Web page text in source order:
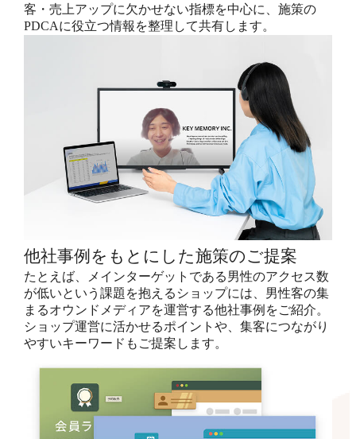
客・売上アップに欠かせない指標を中心に、施策の
PDCAに役立つ情報を整理して共有します。
他社事例をもとにした施策のご提案
たとえば、メインターゲットである男性のアクセス数
が低いという課題を抱えるショップには、男性客の集
まるオウンドメディアを運営する他社事例をご紹介。
ショップ運営に活かせるポイントや、集客につながり
やすいキーワードもご提案します。